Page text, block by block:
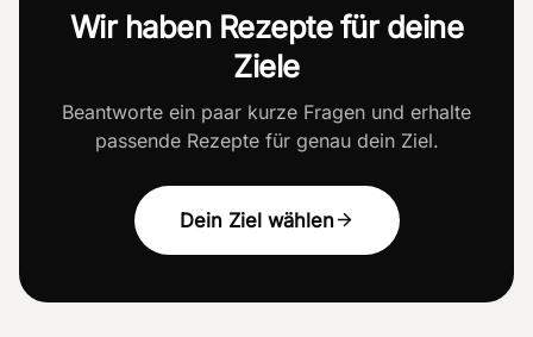
Wir haben Rezepte für deine
Ziele
Beantworte ein paar kurze Fragen und erhalte
passende Rezepte für genau dein Ziel.
Dein Ziel wählen